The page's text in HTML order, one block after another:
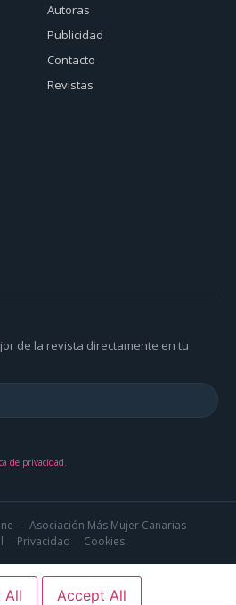
Autoras
Publicidad
Contacto
Revistas
de la revista directamente en tu
de privacidad
— Asociación Más Mujer Canarias
Privacidad Cookies
All
Accept All